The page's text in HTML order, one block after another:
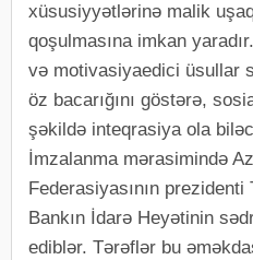
xüsusiyyətlərinə malik
qoşulmasına imkan
və motivasiyaedici üsullar
öz bacarığını göstərə,
şəkildə inteqrasiya ola
İmzalanma mərasimində
Federasiyasının
Bankın İdarə Heyətinin
ediblər. Tərəflər bu